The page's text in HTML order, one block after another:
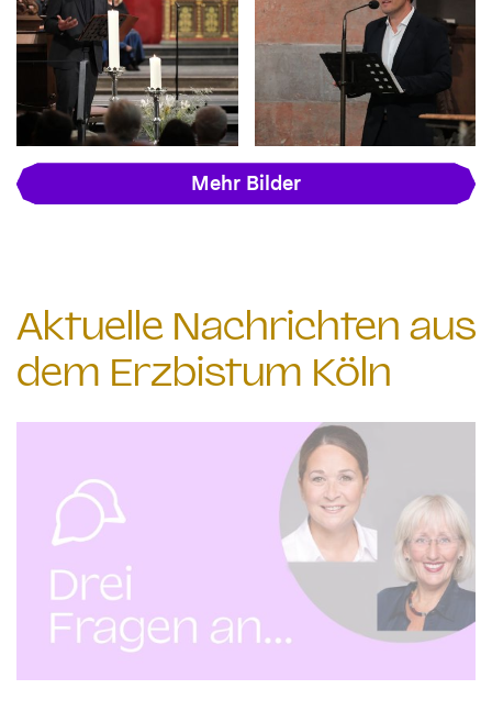
Mehr Bilder
Aktuelle Nachrichten aus
dem Erzbistum Köln